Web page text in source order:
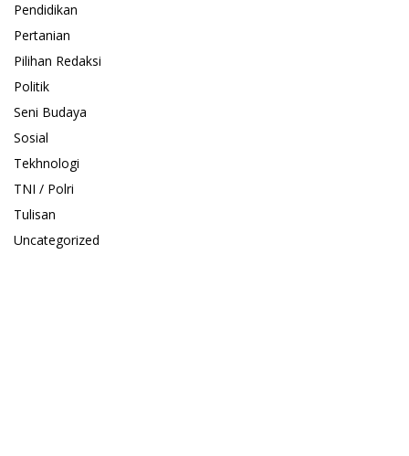
Pendidikan
Pertanian
Pilihan Redaksi
Politik
Seni Budaya
Sosial
Tekhnologi
TNI / Polri
Tulisan
Uncategorized